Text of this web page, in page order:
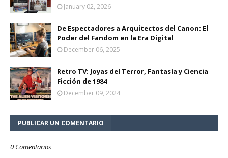
January 02, 2026
De Espectadores a Arquitectos del Canon: El
Poder del Fandom en la Era Digital
December 06, 2025
Retro TV: Joyas del Terror, Fantasía y Ciencia
Ficción de 1984
December 09, 2024
PUBLICAR UN COMENTARIO
0 Comentarios